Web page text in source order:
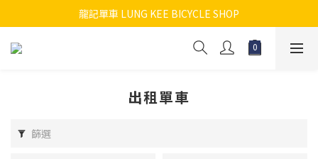
新網店仍更新中! 每天在更新, 不便之處請見諒 !
龍記單車 LUNG KEE BICYCLE SHOP
新網店仍更新中! 每天在更新, 不便之處請見諒 !
出租單車
篩選